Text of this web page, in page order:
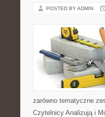
POSTED BY ADMIN
zarówno tematyczne
Czytelnicy Analizują i